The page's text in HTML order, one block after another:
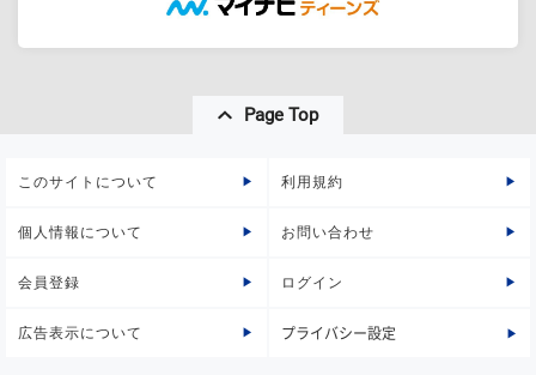
Page Top
このサイトについて 利用規約
個人情報について お問い合わせ
会員登録 ログイン
広告表示について プライバシー設定